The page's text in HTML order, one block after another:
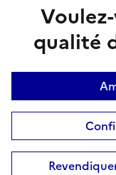
qualité